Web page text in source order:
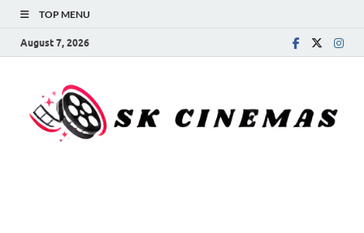
TOP MENU
August 7, 2026